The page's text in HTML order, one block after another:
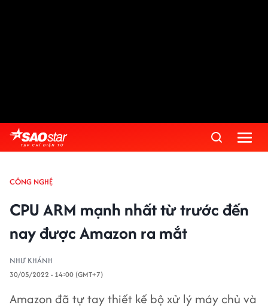
CÔNG NGHỆ
CPU ARM mạnh nhất từ trước đến
nay được Amazon ra mắt
NHƯ KHÁNH
30/05/2022 - 14:00 (GMT+7)
Amazon đã tự tay thiết kế bộ xử lý máy chủ và